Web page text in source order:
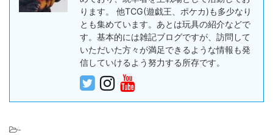
ります。 他TCG(遊戯王、ポケカ)も多少なり
とも集めています。あとは玩具の紹介などで
す。基本的には雑記ブログですが、訪問して
いただいた方々が満足できるような情報も発
信していけるよう努力する所存です。
-